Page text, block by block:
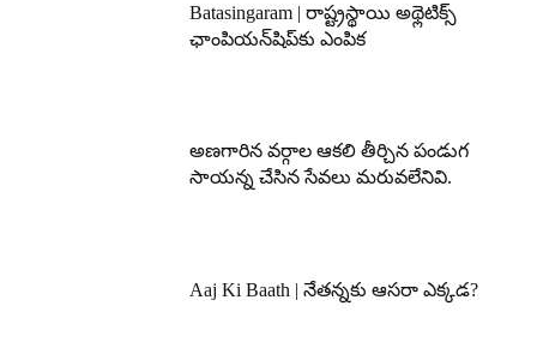
Batasingaram | రాష్ట్రస్థాయి అథ్లెటిక్స్
ఛాంపియన్‌షిప్‌కు ఎంపిక
అణగారిన వర్గాల ఆకలి తీర్చిన పండుగ
సాయన్న చేసిన సేవలు మరువలేనివి.
Aaj Ki Baath | నేతన్నకు ఆసరా ఎక్కడ?